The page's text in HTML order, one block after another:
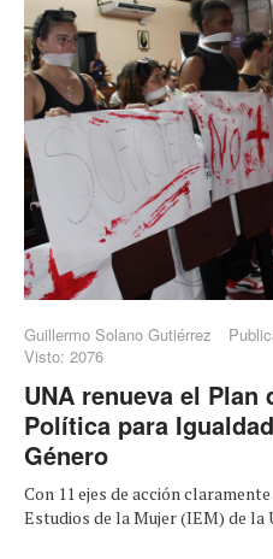
Guillermo Solano Gutiérrez
Visto: 2076
UNA renueva el Plan
Política para
Género
Con 11 ejes de acción
Estudios de la Mujer (IEM) de la